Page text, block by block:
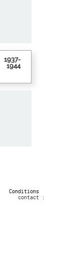
1937-
1944
Conditions
contact :